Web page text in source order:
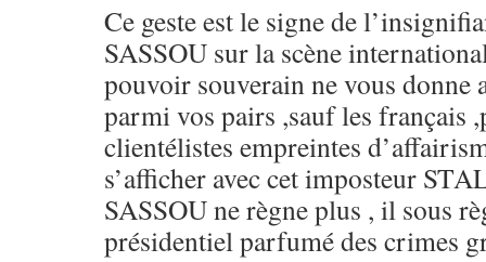
Ce geste est le signe de
SASSOU sur la scène
pouvoir souverain ne vous donne
parmi vos pairs ,sauf les français
clientélistes empreintes
s’afficher avec cet imposteur
SASSOU ne règne plus , il sous
présidentiel parfumé des crimes